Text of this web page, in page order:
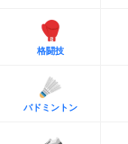
格闘技
バドミントン